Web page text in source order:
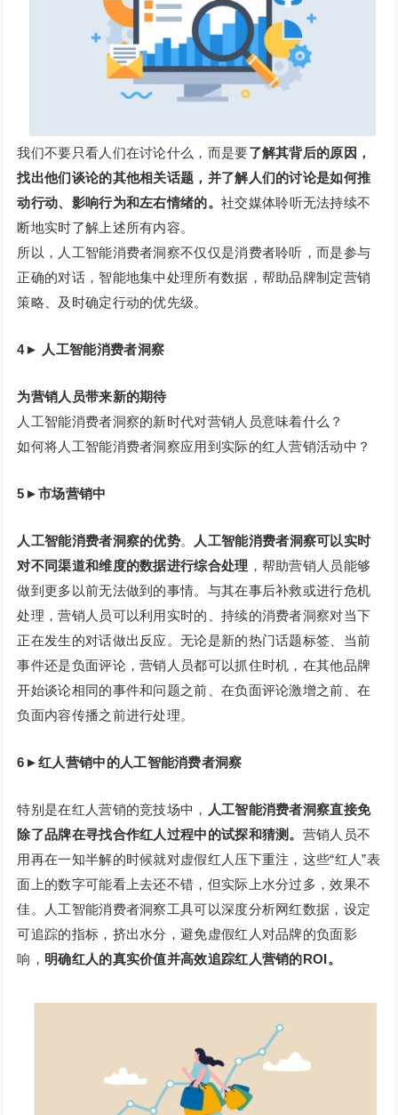
我们不要只看人们在讨论什么，而是要了解其背后的原因，
找出他们谈论的其他相关话题，并了解人们的讨论是如何推
动行动、影响行为和左右情绪的。 社交媒体聆听无法持续不
断地实时了解上述所有内容。
所以，人工智能消费者洞察不仅仅是消费者聆听，而是参与
正确的对话，智能地集中处理所有数据，帮助品牌制定营销
策略、及时确定行动的优先级。
4► 人工智能消费者洞察
为营销人员带来新的期待
人工智能消费者洞察的新时代对营销人员意味着什么？
如何将人工智能消费者洞察应用到实际的红人营销活动中？
5 ►市场营销中
人工智能消费者洞察的优势。
人工智能消费者洞察可以实时
对不同渠道和维度的数据进行综合处理 ，帮助营销人员能够
做到更多以前无法做到的事情。与其在事后补救或进行危机
处理，营销人员可以利用实时的、持续的消费者洞察对当下
正在发生的对话做出反应。无论是新的热门话题标签、当前
事件还是负面评论，营销人员都可以抓住时机，在其他品牌
开始谈论相同的事件和问题之前、在负面评论激增之前、在
负面内容传播之前进行处理。
6 ►红人营销中的人工智能消费者洞察
特别是在红人营销的竞技场中， 人工智能消费者洞察直接免
除了品牌在寻找合作红人过程中的试探和猜测。 营销人员不
用再在一知半解的时候就对虚假红人压下重注，这些“红人”表
面上的数字可能看上去还不错，但实际上水分过多，效果不
佳。人工智能消费者洞察工具可以深度分析网红数据，设定
可追踪的指标，挤出水分，避免虚假红人对品牌的负面影
响， 明确红人的真实价值并高效追踪红人营销的ROI。